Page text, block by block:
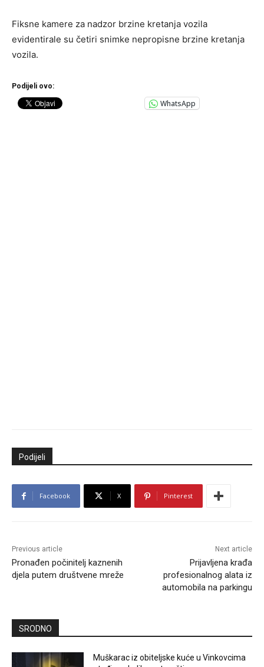
Fiksne kamere za nadzor brzine kretanja vozila
evidentirale su četiri snimke nepropisne brzine kretanja
vozila.
Podijeli ovo:
WhatsApp
Podijeli
Facebook X Pinterest
Previous article
Pronađen počinitelj kaznenih
djela putem društvene mreže
Next article
Prijavljena krađa
profesionalnog alata iz
automobila na parkingu
SRODNO
Muškarac iz obiteljske kuće u Vinkovcima